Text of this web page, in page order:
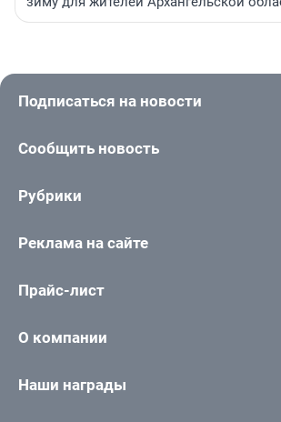
Подписаться на новости
Сообщить новость
Рубрики
Реклама на сайте
Прайс-лист
О компании
Наши награды